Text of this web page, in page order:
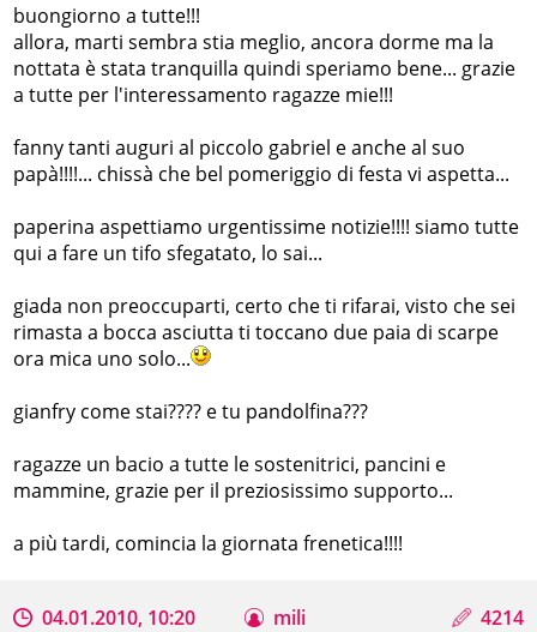
buongiorno a tutte!!!
allora, marti sembra stia meglio, ancora dorme ma la
nottata è stata tranquilla quindi speriamo bene... grazie
a tutte per l'interessamento ragazze mie!!!
fanny tanti auguri al piccolo gabriel e anche al suo
papà!!!!... chissà che bel pomeriggio di festa vi aspetta...
paperina aspettiamo urgentissime notizie!!!! siamo tutte
qui a fare un tifo sfegatato, lo sai...
giada non preoccuparti, certo che ti rifarai, visto che sei
rimasta a bocca asciutta ti toccano due paia di scarpe
ora mica uno solo...
gianfry come stai???? e tu pandolfina???
ragazze un bacio a tutte le sostenitrici, pancini e
mammine, grazie per il preziosissimo supporto...
a più tardi, comincia la giornata frenetica!!!!
04.01.2010, 10:20 mili 4214